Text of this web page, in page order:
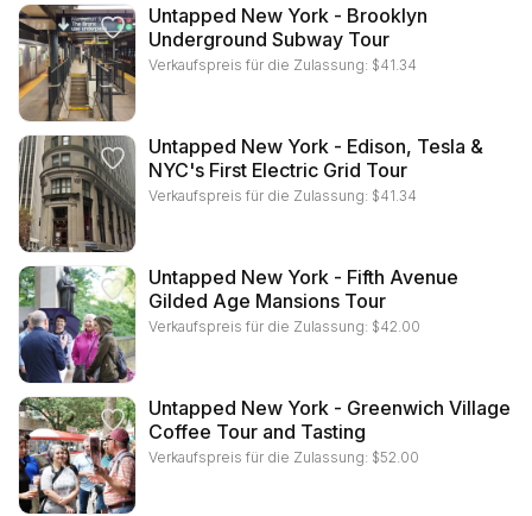
Untapped New York - Brooklyn
Underground Subway Tour
Verkaufspreis für die Zulassung: $41.34
Untapped New York - Edison, Tesla &
NYC's First Electric Grid Tour
Verkaufspreis für die Zulassung: $41.34
Untapped New York - Fifth Avenue
Gilded Age Mansions Tour
Verkaufspreis für die Zulassung: $42.00
Untapped New York - Greenwich Village
Coffee Tour and Tasting
Verkaufspreis für die Zulassung: $52.00